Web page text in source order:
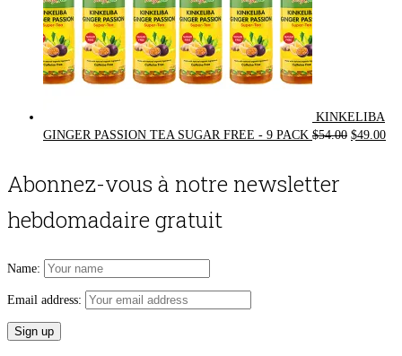
KINKELIBA
GINGER PASSION TEA SUGAR FREE - 9 PACK $54.00 Original
$49.00
Abonnez-vous à notre newsletter
hebdomadaire gratuit
Name:
Email address: